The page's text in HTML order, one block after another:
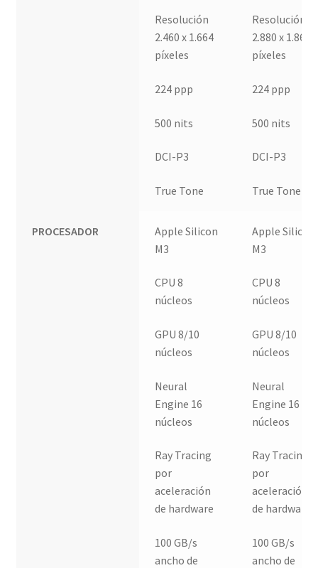
Resolución
2.460 x 1.664
píxeles
224 ppp
500 nits
DCI-P3
True Tone
Resolución
2.880 x 1.864
píxeles
224 ppp
500 nits
DCI-P3
True Tone
PROCESADOR
Apple Silicon
M3
CPU 8
núcleos
GPU 8/10
núcleos
Neural
Engine 16
núcleos
Ray Tracing
por
aceleración
de hardware
100 GB/s
ancho de
Apple Silicon
M3
CPU 8
núcleos
GPU 8/10
núcleos
Neural
Engine 16
núcleos
Ray Tracing
por
aceleración
de hardware
100 GB/s
ancho de